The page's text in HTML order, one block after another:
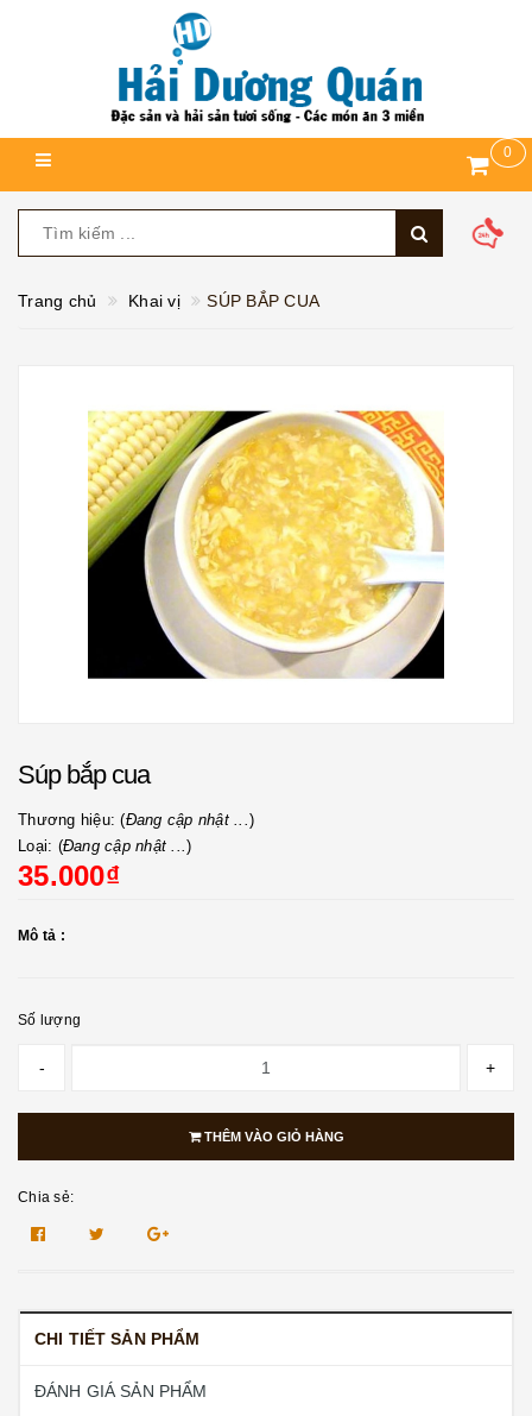
0
Trang chủ Khai vị SÚP BẮP CUA
Súp bắp cua
Thương hiệu: (Đang cập nhật ...)
Loại: (Đang cập nhật ...)
35.000₫
Mô tả :
Số lượng
- +
THÊM VÀO GIỎ HÀNG
Chia sẻ:
CHI TIẾT SẢN PHẨM
ĐÁNH GIÁ SẢN PHẨM